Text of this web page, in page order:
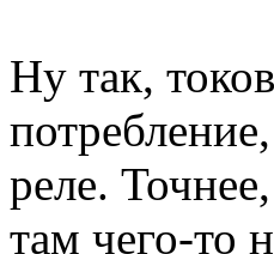
Ну так,
реле.
там чего-то